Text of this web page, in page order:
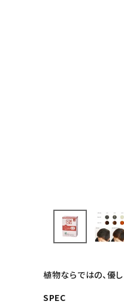
キッズ・ベビー・マタニティ
植物ならではの、優
SPEC